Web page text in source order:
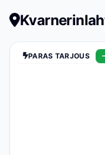
PARAS TARJOUS